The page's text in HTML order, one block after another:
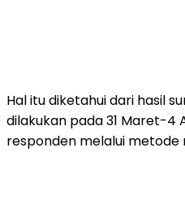
Hal itu diketahui dari hasil
dilakukan pada 31 Maret-4
responden melalui metode